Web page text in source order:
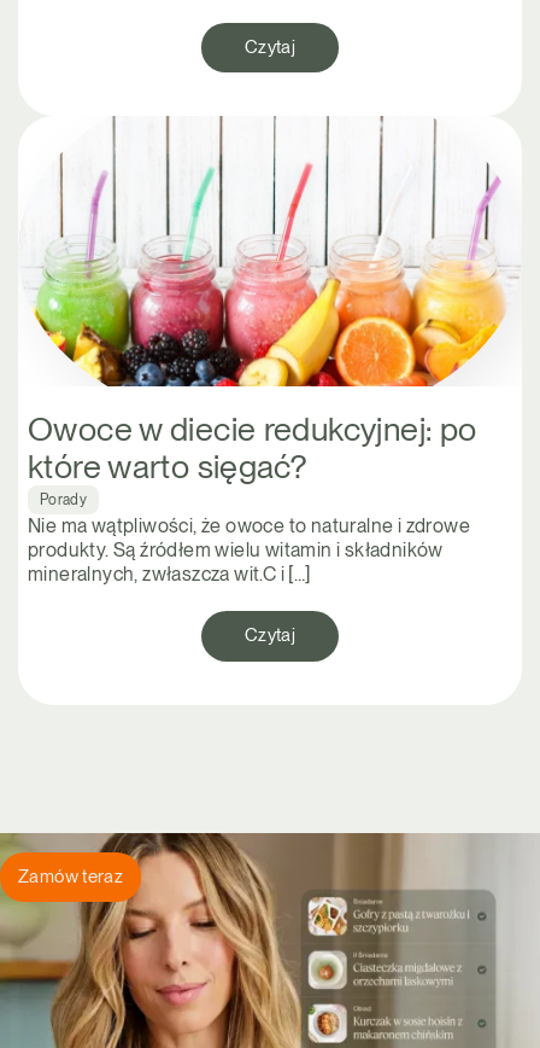
Czytaj
Owoce w diecie redukcyjnej: po
które warto sięgać?
Porady
Nie ma wątpliwości, że owoce to naturalne i zdrowe
produkty. Są źródłem wielu witamin i składników
mineralnych, zwłaszcza wit.C i […]
Czytaj
Zamów teraz